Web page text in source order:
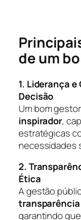
de um
1. Liderança
Decisão
Um bom
inspirador,
estratégicas
necessidades
2.
Ética
A gestão
garantindo